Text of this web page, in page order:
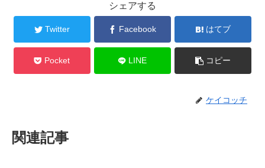
シェアする
Twitter Facebook はてブ
Pocket LINE コピー
ケイコッチ
関連記事